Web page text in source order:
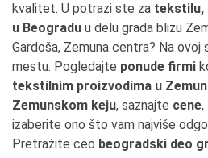
kvalitet. U potrazi ste za tekstilu,
u Beogradu u delu grada blizu
Gardoša, Zemuna centra? Na
mestu. Pogledajte ponude firmi
tekstilnim proizvodima u
Zemunskom keju, saznajte cene,
izaberite ono što vam najviše
Pretražite ceo beogradski deo